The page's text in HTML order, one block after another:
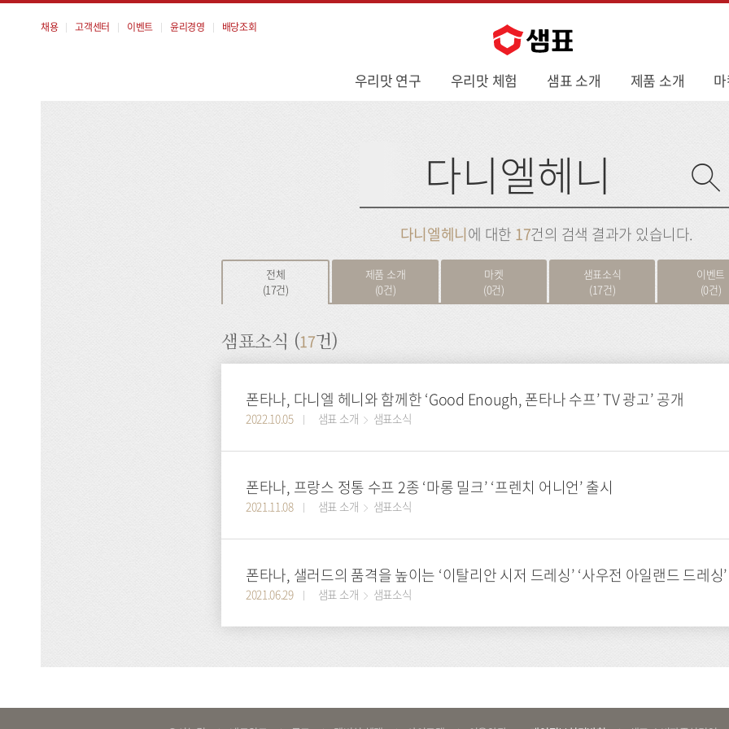
뉴
우리맛 연구 우리맛 체험 샘표 소개 제품 소개
채용 고객센터 이벤트 윤리경영 배당조회
검
다니엘헤니에 대한 17건의 검색 결과가 있습니다.
전체
(17건)
제품 소개
(0건)
마켓
(0건)
샘표소식
(17건)
이벤트
(0건)
샘표소식 (17건)
폰타나, 다니엘 헤니와 함께한 ‘Good Enough, 폰타나 수프’ TV 광고’ 공개
2022.10.05 샘표 소개 샘표소식
폰타나, 프랑스 정통 수프 2종 ‘마롱 밀크’ ‘프렌치 어니언’ 출시
2021.11.08 샘표 소개 샘표소식
폰타나, 샐러드의 품격을 높이는 ‘이탈리안 시저 드레싱’ ‘사우전 아일랜드 드레싱
2021.06.29 샘표 소개 샘표소식